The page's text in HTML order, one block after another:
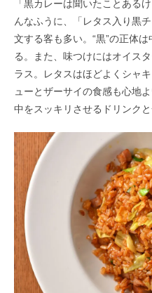
「黒カレーは聞いたことある
んなふうに、「レタス入り黒
文する客も多い。“黒”の正体
る。また、味つけにはオイス
ラス。レタスはほどよくシャ
ューとザーサイの食感も心地
中をスッキリさせるドリンク